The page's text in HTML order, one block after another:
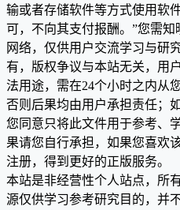
输或者存储软件等方式使用软
可，不向其支付报酬。”您需
网络，仅供用户交流学习与研
有，版权争议与本站无关，用
法用途，需在24个小时之内从
否则后果均由用户承担责任；
您同意只将此文件用于参考、
果请您自行承担，如果您喜欢
注册，得到更好的正版服务。
本站是非经营性个人站点，所
源仅供学习参考研究目的，并